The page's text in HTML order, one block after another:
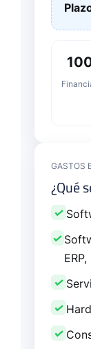
GASTOS
¿Qué
✓
✓
✓
✓
✓